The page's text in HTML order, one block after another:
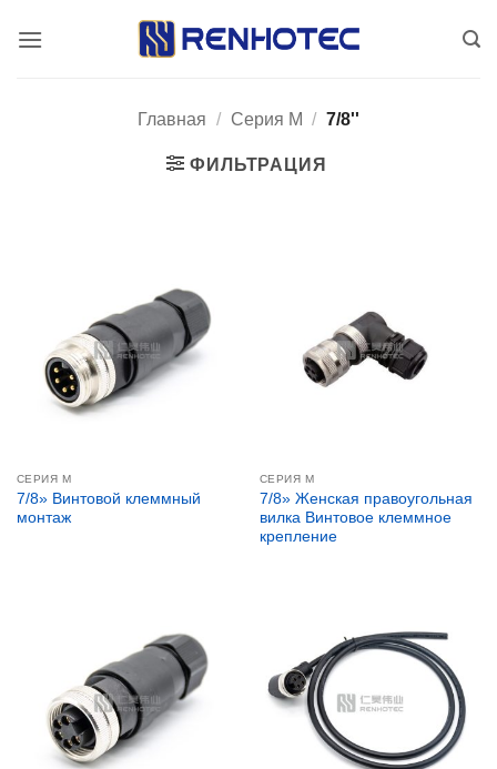
Главная / Серия М / 7/8''
ФИЛЬТРАЦИЯ
СЕРИЯ М
7/8» Винтовой клеммный
монтаж
СЕРИЯ М
7/8» Женская правоугольная
вилка Винтовое клеммное
крепление